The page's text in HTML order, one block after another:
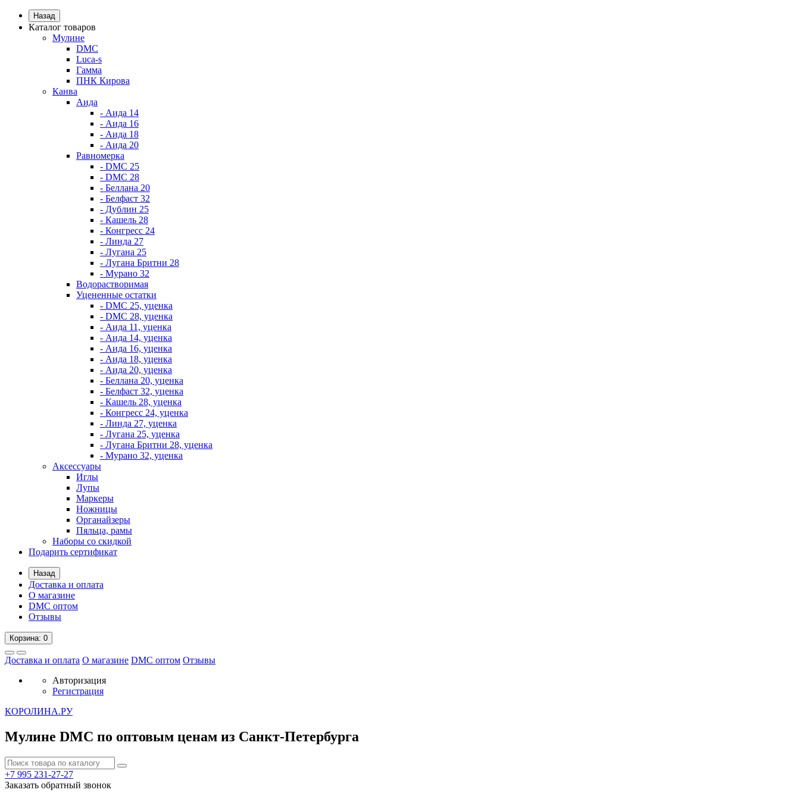
Назад
Каталог товаров
Мулине
DMC
Luca-s
Гамма
ПНК Кирова
Канва
Аида
- Аида 14
- Аида 16
- Аида 18
- Аида 20
Равномерка
- DMC 25
- DMC 28
- Беллана 20
- Белфаст 32
- Дублин 25
- Кашель 28
- Конгресс 24
- Линда 27
- Лугана 25
- Лугана Бритни 28
- Мурано 32
Водорастворимая
Уцененные остатки
- DMC 25, уценка
- DMC 28, уценка
- Аида 11, уценка
- Аида 14, уценка
- Аида 16, уценка
- Аида 18, уценка
- Аида 20, уценка
- Беллана 20, уценка
- Белфаст 32, уценка
- Кашель 28, уценка
- Конгресс 24, уценка
- Линда 27, уценка
- Лугана 25, уценка
- Лугана Бритни 28, уценка
- Мурано 32, уценка
Аксессуары
Иглы
Лупы
Маркеры
Ножницы
Органайзеры
Пяльца, рамы
Наборы со скидкой
Подарить сертификат
Назад
Доставка и оплата
О магазине
DMC оптом
Отзывы
Корзина: 0
Доставка и оплата О магазине DMC оптом Отзывы
Авторизация
Регистрация
КОРОЛИНА.РУ
Мулине DMC по оптовым ценам из Санкт-Петербурга
+7 995 231-27-27
Заказать обратный звонок